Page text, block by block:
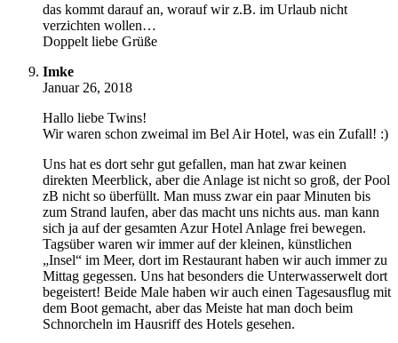
das kommt darauf an, worauf wir z.B. im Urlaub nicht
verzichten wollen…
Doppelt liebe Grüße
Imke
Januar 26, 2018
Hallo liebe Twins!
Wir waren schon zweimal im Bel Air Hotel, was ein Zufall! :)
Uns hat es dort sehr gut gefallen, man hat zwar keinen
direkten Meerblick, aber die Anlage ist nicht so groß, der Pool
zB nicht so überfüllt. Man muss zwar ein paar Minuten bis
zum Strand laufen, aber das macht uns nichts aus. man kann
sich ja auf der gesamten Azur Hotel Anlage frei bewegen.
Tagsüber waren wir immer auf der kleinen, künstlichen
„Insel“ im Meer, dort im Restaurant haben wir auch immer zu
Mittag gegessen. Uns hat besonders die Unterwasserwelt dort
begeistert! Beide Male haben wir auch einen Tagesausflug mit
dem Boot gemacht, aber das Meiste hat man doch beim
Schnorcheln im Hausriff des Hotels gesehen.